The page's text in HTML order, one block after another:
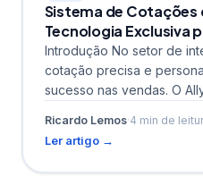
Sistema de Cotações
Tecnologia Exclusiva
Intercâmbio, Com
Integrada
Introdução No setor de
cotação precisa e
sucesso nas vendas. O
Ricardo Lemos·4 min de
Ler artigo →